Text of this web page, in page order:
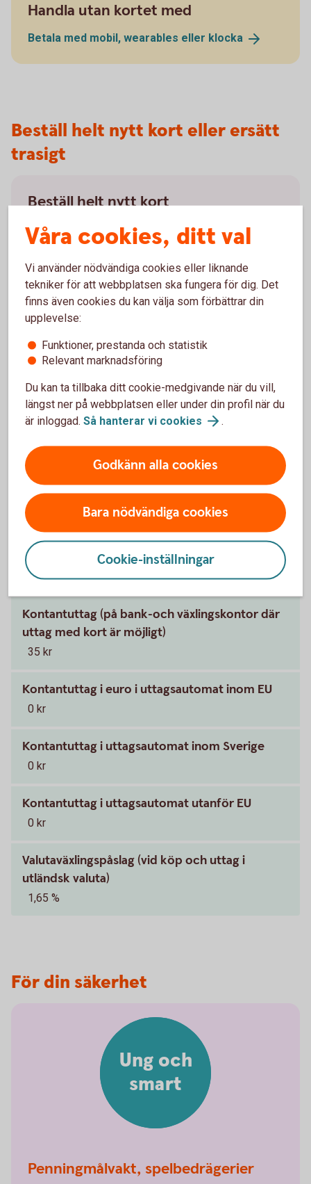
Handla utan kortet med
Betala med mobil, wearables eller klocka
Beställ helt nytt kort eller ersätt
trasigt
Beställ helt nytt kort
Läs mer om hur du beställer ett helt nytt bankkort.
Beställa nytt bankkort
Ersätt trasigt eller borttappat kort
Om ditt kort är trasigt, slitet eller kommit bort kan du
ersätta det.
Trasigt kort? Skaffa ersättningskort
Pris för Mastercard ung
Årsavgift
0 kr
Kontantuttag (på bank-och växlingskontor där
uttag med kort är möjligt)
35 kr
Kontantuttag i euro i uttagsautomat inom EU
0 kr
Kontantuttag i uttagsautomat inom Sverige
0 kr
Kontantuttag i uttagsautomat utanför EU
0 kr
Valutaväxlingspåslag (vid köp och uttag i
utländsk valuta)
1,65 %
För din säkerhet
Penningmålvakt, spelbedrägerier
Ung och
smart
Våra cookies, ditt val
Vi använder nödvändiga cookies eller liknande
tekniker för att webbplatsen ska fungera för dig. Det
finns även cookies du kan välja som förbättrar din
upplevelse:
Funktioner, prestanda och statistik
Relevant marknadsföring
Du kan ta tillbaka ditt cookie-medgivande när du vill,
längst ner på webbplatsen eller under din profil när du
är inloggad. Så hanterar vi cookies .
Godkänn alla cookies
Bara nödvändiga cookies
Cookie-inställningar